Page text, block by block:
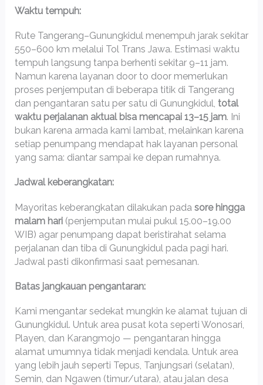
Waktu tempuh:
Rute Tangerang–Gunungkidul menempuh jarak sekitar
550–600 km melalui Tol Trans Jawa. Estimasi waktu
tempuh langsung tanpa berhenti sekitar 9–11 jam.
Namun karena layanan door to door memerlukan
proses penjemputan di beberapa titik di Tangerang
dan pengantaran satu per satu di Gunungkidul, total
waktu perjalanan aktual bisa mencapai 13–15 jam. Ini
bukan karena armada kami lambat, melainkan karena
setiap penumpang mendapat hak layanan personal
yang sama: diantar sampai ke depan rumahnya.
Jadwal keberangkatan:
Mayoritas keberangkatan dilakukan pada sore hingga
malam hari(penjemputan mulai pukul 15.00–19.00
WIB) agar penumpang dapat beristirahat selama
perjalanan dan tiba di Gunungkidul pada pagi hari.
Jadwal pasti dikonfirmasi saat pemesanan.
Batas jangkauan pengantaran:
Kami mengantar sedekat mungkin ke alamat tujuan di
Gunungkidul. Untuk area pusat kota seperti Wonosari,
Playen, dan Karangmojo — pengantaran hingga
alamat umumnya tidak menjadi kendala. Untuk area
yang lebih jauh seperti Tepus, Tanjungsari (selatan),
Semin, dan Ngawen (timur/utara), atau jalan desa